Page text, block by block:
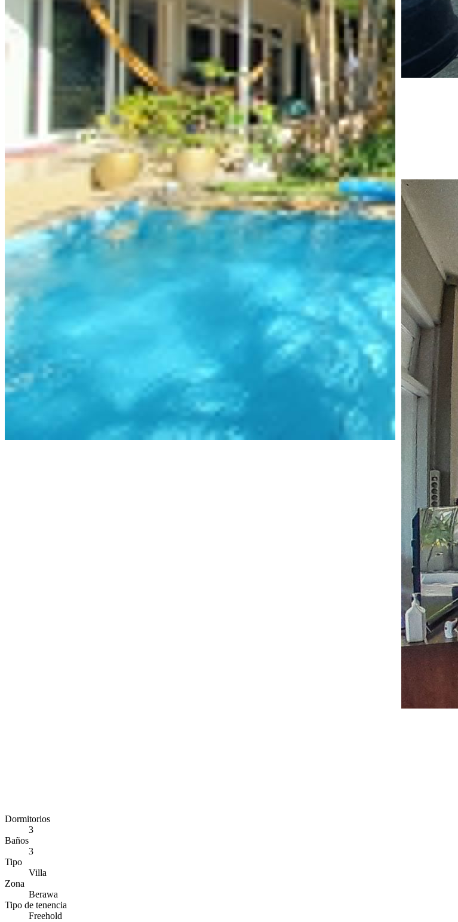
Dormitorios
3
Baños
3
Tipo
Villa
Zona
Berawa
Tipo de tenencia
Freehold